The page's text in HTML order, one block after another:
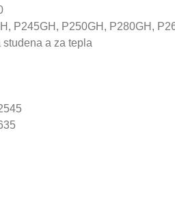
P245GH, P250GH, P280GH,
a za tepla